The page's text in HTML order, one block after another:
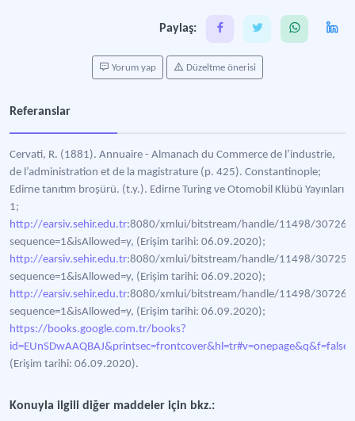
Paylaş:
Yorum yap Düzeltme önerisi
Referanslar
Cervati, R. (1881). Annuaire - Almanach du Commerce de l’industrie,
de l’administration et de la magistrature (p. 425). Constantinople;
Edirne tanıtım broşürü. (t.y.). Edirne Turing ve Otomobil Klübü Yayınları
1;
http://earsiv.sehir.edu.tr:8080/xmlui/bitstream/handle/11498/30726/
sequence=1&isAllowed=y, (Erişim tarihi: 06.09.2020);
http://earsiv.sehir.edu.tr:8080/xmlui/bitstream/handle/11498/30725/
sequence=1&isAllowed=y, (Erişim tarihi: 06.09.2020);
http://earsiv.sehir.edu.tr:8080/xmlui/bitstream/handle/11498/30726/
sequence=1&isAllowed=y, (Erişim tarihi: 06.09.2020);
https://books.google.com.tr/books?
id=EUnSDwAAQBAJ&printsec=frontcover&hl=tr#v=onepage&q&f=false,
(Erişim tarihi: 06.09.2020).
Konuyla ilgili diğer maddeler için bkz.: